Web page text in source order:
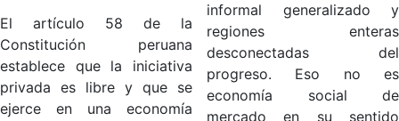
El artículo 58 de la
Constitución peruana
establece que la iniciativa
privada es libre y que se
ejerce en una economía
informal generalizado y
regiones enteras
desconectadas del
progreso. Eso no es
economía social de
mercado en su sentido